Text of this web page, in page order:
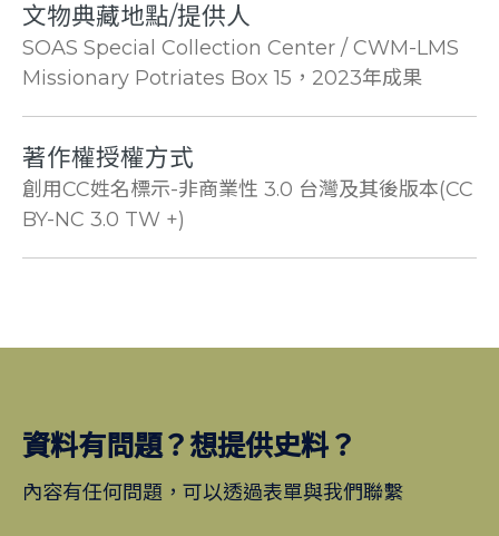
文物典藏地點/提供人
SOAS Special Collection Center / CWM-LMS
Missionary Potriates Box 15，2023年成果
著作權授權方式
創用CC姓名標示-非商業性 3.0 台灣及其後版本(CC
BY-NC 3.0 TW +)
資料有問題？想提供史料？
內容有任何問題，可以透過表單與我們聯繫